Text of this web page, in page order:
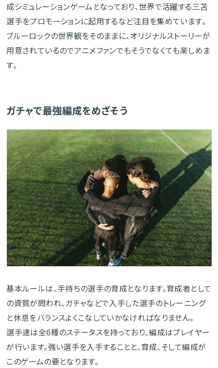
成シミュレーションゲームとなっており、世界で活躍する三苫
選手をプロモーションに起用するなど注目を集めています。
ブルーロックの世界観をそのままに、オリジナルストーリーが
用意されているのでアニメファンでもそうでなくても楽しめま
す。
ガチャで最強編成をめざそう
基本ルールは、手持ちの選手の育成となります。育成者として
の資質が問われ、ガチャなどで入手した選手のトレーニング
と休息をバランスよくこなしていかなければなりません。
選手達は全6種のステータスを持っており、編成はプレイヤー
が行います。強い選手を入手することと、育成、そして編成が
このゲームの要となります。